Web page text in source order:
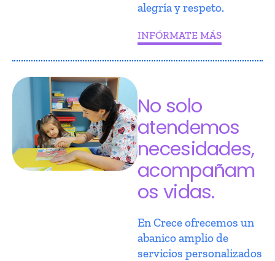
alegría y respeto.
INFÓRMATE MÁS
No solo
atendemos
necesidades,
acompañam
os vidas.
En Crece ofrecemos un
abanico amplio de
servicios personalizados